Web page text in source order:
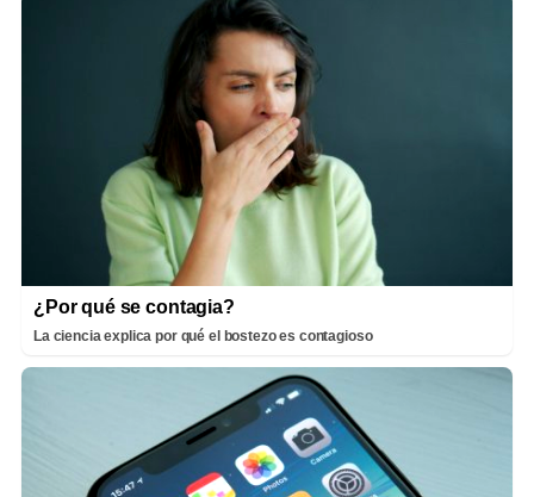
¿Por qué se contagia?
La ciencia explica por qué el bostezo es contagioso